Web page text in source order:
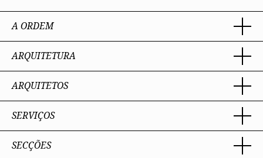
A ORDEM
Ordem dos Arquitectos
Sobre a OA
Legado
Estatuto e Regulamentos
Comissões Técnicas
Membros Honorários
Instrumentos de gestão
ARQUITETURA
Trabalhar com Arquiteto
Porquê um Arquiteto
Boas práticas
PIAAP
ARQUITETOS
Sobre a profissão
Competências Profissionais
Admissão e Inscrição na OA
SERVIÇOS
Encomenda
SECÇÕES